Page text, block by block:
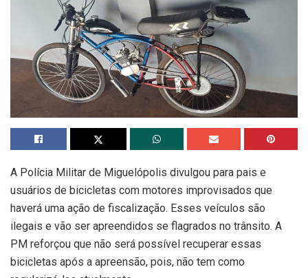
A Polícia Militar de Miguelópolis divulgou para pais e
usuários de bicicletas com motores improvisados que
haverá uma ação de fiscalização. Esses veículos são
ilegais e vão ser apreendidos se flagrados no trânsito. A
PM reforçou que não será possível recuperar essas
bicicletas após a apreensão, pois, não tem como